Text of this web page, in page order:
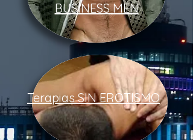
BUSINESS MEN
Terapias SIN EROTISMO